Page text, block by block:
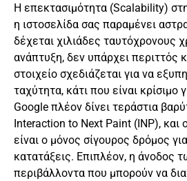
Η επεκτασιμότητα (Scalability)
η ιστοσελίδα σας παραμένει
δέχεται χιλιάδες ταυτόχρονους
ανάπτυξη, δεν υπάρχει περιττός
στοιχείο σχεδιάζεται για να
ταχύτητα, κάτι που είναι κρίσιμο
Google πλέον δίνει τεράστια
Interaction to Next Paint (INP), και
είναι ο μόνος σίγουρος δρόμος
κατατάξεις. Επιπλέον, η άνοδος
περιβάλλοντα που μπορούν να